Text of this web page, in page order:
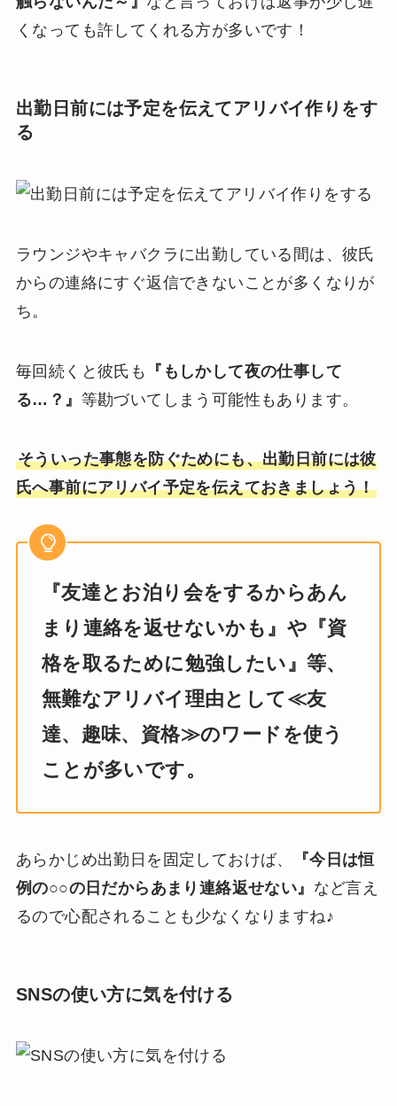
くなっても許してくれる方が多いです！
出勤日前には予定を伝えてアリバイ作りをす
る
ラウンジやキャバクラに出勤している間は、彼氏
からの連絡にすぐ返信できないことが多くなりが
ち。
毎回続くと彼氏も
『もしかして夜の仕事して
る…？』 等勘づいてしまう可能性もあります。
そういった事態を防ぐためにも、出勤日前には彼
氏へ事前にアリバイ予定を伝えておきましょう！
『友達とお泊り会をするからあん
まり連絡を返せないかも』や『資
格を取るために勉強したい』等、
無難なアリバイ理由として≪友
達、趣味、資格≫のワードを使う
ことが多いです。
あらかじめ出勤日を固定しておけば、
『今日は恒
例の○○の日だからあまり連絡返せない』 など言え
るので心配されることも少なくなりますね♪
SNSの使い方に気を付ける